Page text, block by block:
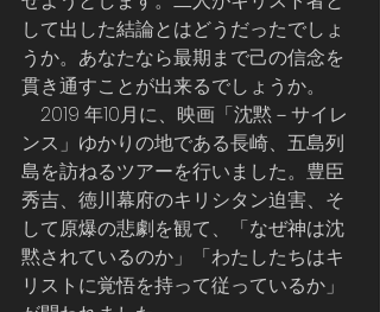
して出した結論とはどうだったでしょ
うか。あなたなら最期まで己の信念を
貫き通すことが出来るでしょうか。
2019 年10月に、映画「沈黙－サイレ
ンス」ゆかりの地である長崎、五島列
島を訪ねるツアーを行いました。豊臣
秀吉、徳川幕府のキリシタン迫害、そ
して原爆の悲劇を観て、「なぜ神は沈
黙されているのか」「わたしたちはキ
リストに覚悟を持って従っているか」